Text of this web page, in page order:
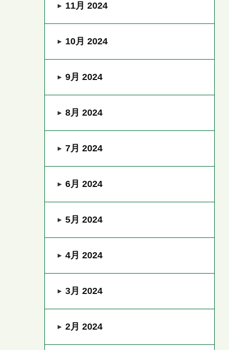
11月 2024
10月 2024
9月 2024
8月 2024
7月 2024
6月 2024
5月 2024
4月 2024
3月 2024
2月 2024